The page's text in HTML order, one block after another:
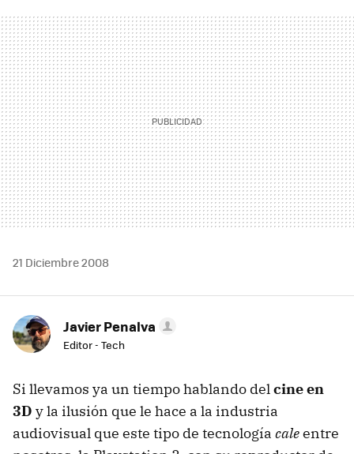
MAIL
21 Diciembre 2008
Javier Penalva
Editor - Tech
Si llevamos ya un tiempo hablando delcine en
3D y la ilusión que le hace a la industria
audiovisual que este tipo de tecnología caleentre